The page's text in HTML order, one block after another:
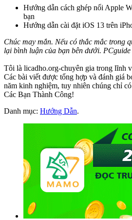
Hướng dẫn cách ghép nối Apple
bạn
Hướng dẫn cài đặt iOS 13 trên
Chúc may mắn. Nếu có thắc mắc trong
lại bình luận của bạn bên dưới.
Tôi là licadho.org-chuyên gia trong lĩnh
Các bài viết được tổng hợp và đánh giá
năm kinh nghiệm, tuy nhiên chúng chỉ
Các Bạn Thành Công!
Danh mục: Hướng Dẫn.